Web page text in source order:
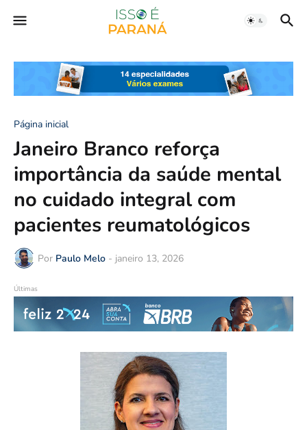
Página inicial
Janeiro Branco reforça
importância da saúde mental
no cuidado integral com
pacientes reumatológicos
Por Paulo Melo - janeiro 13, 2026
Últimas